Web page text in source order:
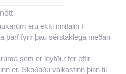
eru ekki innifalin í
þarf fyrir þau sérstaklega meðan
sem er leyfður fer eftir
er. Skoðaðu valkostinn þinn til